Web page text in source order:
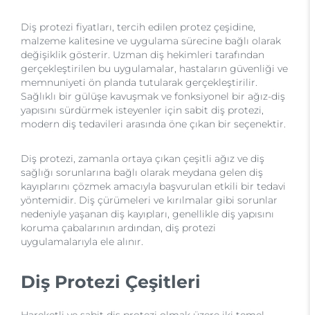
Diş protezi fiyatları, tercih edilen protez çeşidine,
malzeme kalitesine ve uygulama sürecine bağlı olarak
değişiklik gösterir. Uzman diş hekimleri tarafından
gerçekleştirilen bu uygulamalar, hastaların güvenliği ve
memnuniyeti ön planda tutularak gerçekleştirilir.
Sağlıklı bir gülüşe kavuşmak ve fonksiyonel bir ağız-diş
yapısını sürdürmek isteyenler için sabit diş protezi,
modern diş tedavileri arasında öne çıkan bir seçenektir.
Diş protezi, zamanla ortaya çıkan çeşitli ağız ve diş
sağlığı sorunlarına bağlı olarak meydana gelen diş
kayıplarını çözmek amacıyla başvurulan etkili bir tedavi
yöntemidir. Diş çürümeleri ve kırılmalar gibi sorunlar
nedeniyle yaşanan diş kayıpları, genellikle diş yapısını
koruma çabalarının ardından, diş protezi
uygulamalarıyla ele alınır.
Diş Protezi Çeşitleri